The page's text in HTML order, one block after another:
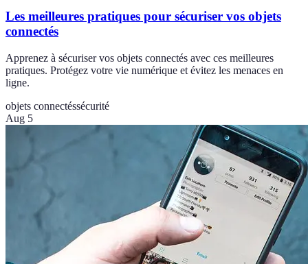
Les meilleures pratiques pour sécuriser vos objets
connectés
Apprenez à sécuriser vos objets connectés avec ces meilleures
pratiques. Protégez votre vie numérique et évitez les menaces en
ligne.
objets connectéssécurité
Aug 5